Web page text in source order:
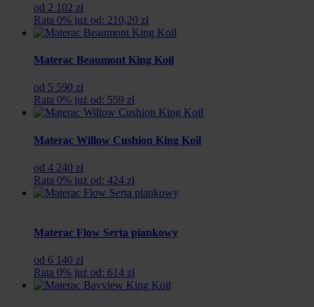
od 2 102 zł
Rata 0% już od: 210,20 zł
Materac Beaumont King Koil
od 5 590 zł
Rata 0% już od: 559 zł
Materac Willow Cushion King Koil
od 4 240 zł
Rata 0% już od: 424 zł
Materac Flow Serta piankowy
od 6 140 zł
Rata 0% już od: 614 zł